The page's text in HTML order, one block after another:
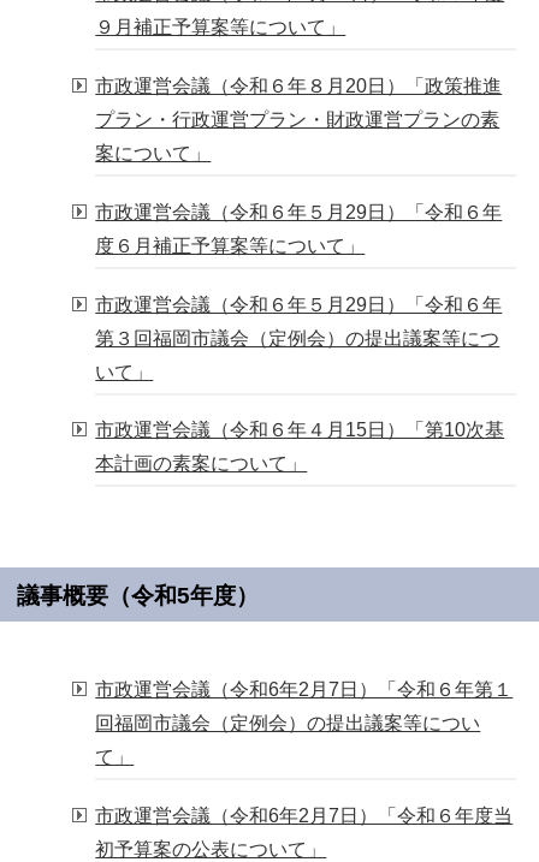
９月補正予算案等について」
市政運営会議（令和６年８月20日）「政策推進
プラン・行政運営プラン・財政運営プランの素
案について」
市政運営会議（令和６年５月29日）「令和６年
度６月補正予算案等について」
市政運営会議（令和６年５月29日）「令和６年
第３回福岡市議会（定例会）の提出議案等につ
いて」
市政運営会議（令和６年４月15日）「第10次基
本計画の素案について」
議事概要（令和5年度）
市政運営会議（令和6年2月7日）「令和６年第１
回福岡市議会（定例会）の提出議案等につい
て」
市政運営会議（令和6年2月7日）「令和６年度当
初予算案の公表について」